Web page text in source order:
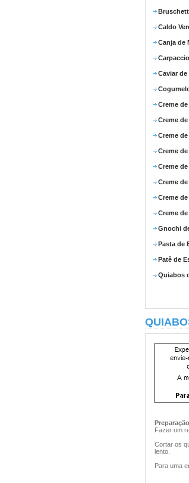
Caldo
Canja de
Caviar
Creme
Creme
Creme
Creme
Creme
Creme
Creme
Creme
Gnochi
Pasta de
Patê de
Quiabos
Fazer um
Cortar os
lento.
Para uma